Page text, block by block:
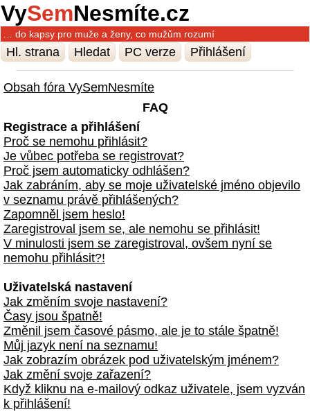
VySemNesmíte.cz
… do kapsy pro muže a ženy, co mužům rozumí
Hl. strana Hledat PC verze Přihlášení
Obsah fóra VySemNesmíte
FAQ
Registrace a přihlášení
Proč se nemohu přihlásit?
Je vůbec potřeba se registrovat?
Proč jsem automaticky odhlášen?
Jak zabráním, aby se moje uživatelské jméno objevilo
v seznamu právě přihlášených?
Zapomněl jsem heslo!
Zaregistroval jsem se, ale nemohu se přihlásit!
V minulosti jsem se zaregistroval, ovšem nyní se
nemohu přihlásit?!
Uživatelská nastavení
Jak změním svoje nastavení?
Časy jsou špatně!
Změnil jsem časové pásmo, ale je to stále špatně!
Můj jazyk není na seznamu!
Jak zobrazím obrázek pod uživatelským jménem?
Jak změní svoje zařazení?
Když kliknu na e-mailový odkaz uživatele, jsem vyzván
k přihlášení!